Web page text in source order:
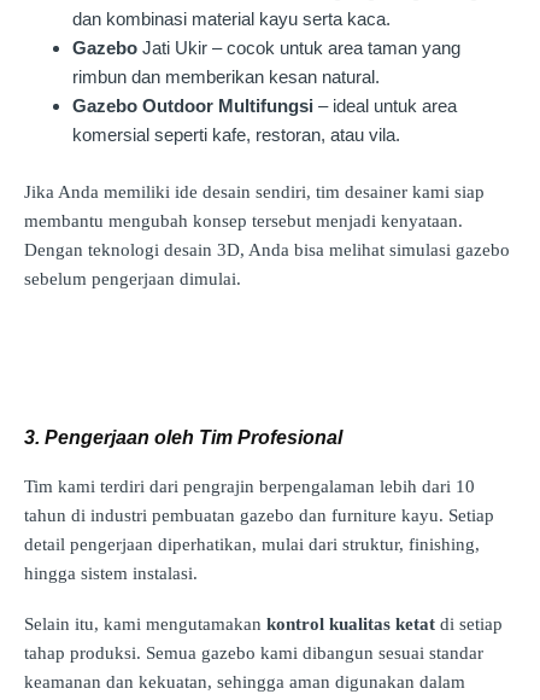
dan kombinasi material kayu serta kaca.
Gazebo Jati Ukir – cocok untuk area taman yang
rimbun dan memberikan kesan natural.
Gazebo Outdoor Multifungsi – ideal untuk area
komersial seperti kafe, restoran, atau vila.
Jika Anda memiliki ide desain sendiri, tim desainer kami siap
membantu mengubah konsep tersebut menjadi kenyataan.
Dengan teknologi desain 3D, Anda bisa melihat simulasi gazebo
sebelum pengerjaan dimulai.
3. Pengerjaan oleh Tim Profesional
Tim kami terdiri dari pengrajin berpengalaman lebih dari 10
tahun di industri pembuatan gazebo dan furniture kayu. Setiap
detail pengerjaan diperhatikan, mulai dari struktur, finishing,
hingga sistem instalasi.
Selain itu, kami mengutamakan kontrol kualitas ketat di setiap
tahap produksi. Semua gazebo kami dibangun sesuai standar
keamanan dan kekuatan, sehingga aman digunakan dalam